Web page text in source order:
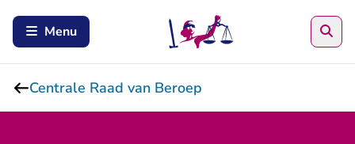
Menu
Centrale Raad van Beroep